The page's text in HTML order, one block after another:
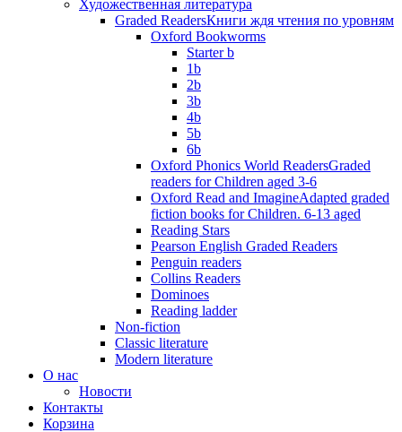
Художественная литература
Graded ReadersКниги ждя чтения по уровням
Oxford Bookworms
Starter b
1b
2b
3b
4b
5b
6b
Oxford Phonics World ReadersGraded
readers for Children aged 3-6
Oxford Read and ImagineAdapted graded
fiction books for Children. 6-13 aged
Reading Stars
Pearson English Graded Readers
Penguin readers
Collins Readers
Dominoes
Reading ladder
Non-fiction
Classic literature
Modern literature
О нас
Новости
Контакты
Корзина